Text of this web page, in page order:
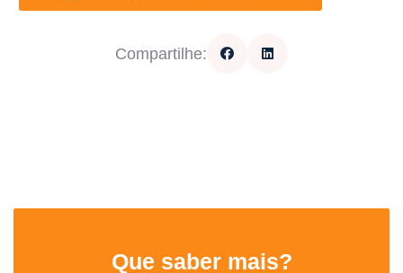
Compartilhe:
Que saber mais?